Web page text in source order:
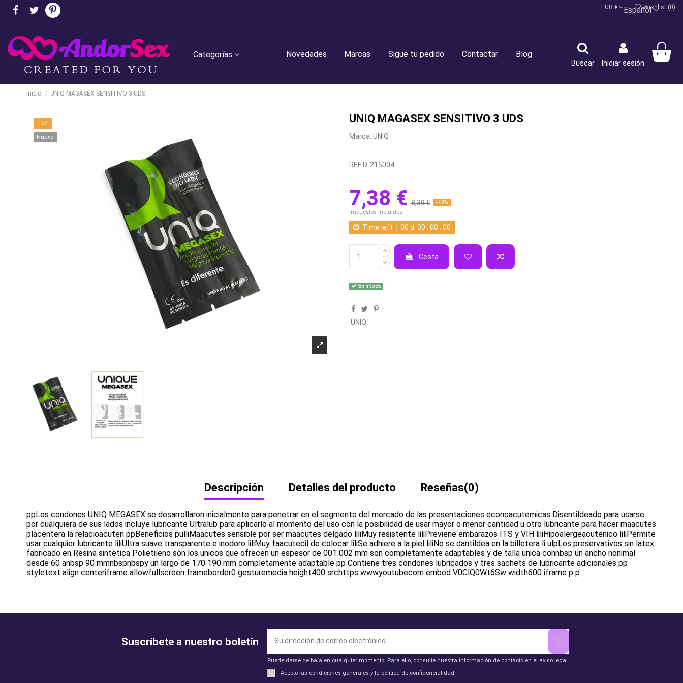
Español
EUR € Wishlist (0)
Categorías Novedades Marcas Sigue tu pedido Contactar Blog
Buscar Iniciar sesión
Inicio UNIQ MAGASEX SENSITIVO 3 UDS
-12%
Nuevo
UNIQ MAGASEX SENSITIVO 3 UDS
Marca: UNIQ
REF D-215004
7,38 € 8,39 €
-12%
Impuestos incluidos
Time left 00 d. 00 :00 :00
Cesta
En stock
UNIQ
Descripción Detalles del producto Reseñas(0)
ppLos condones UNIQ MEGASEX se desarrollaron inicialmente para penetrar en el segmento del mercado de las presentaciones econoacutemicas Disentildeado para usarse
por cualquiera de sus lados incluye lubricante Ultralub para aplicarlo al momento del uso con la posibilidad de usar mayor o menor cantidad u otro lubricante para hacer maacutes
placentera la relacioacuten ppBeneficios pulliMaacutes sensible por ser maacutes delgado liliMuy resistente liliPreviene embarazos ITS y VIH liliHipoalergeacutenico liliPermite
usar cualquier lubricante liliUltra suave transparente e inodoro liliMuy faacutecil de colocar liliSe adhiere a la piel liliNo se dantildea en la billetera li ulpLos preservativos sin latex
fabricado en Resina sintetica Polietileno son los unicos que ofrecen un espesor de 001 002 mm son completamente adaptables y de talla unica connbsp un ancho nonimal
desde 60 anbsp 90 mmnbspnbspy un largo de 170 190 mm completamente adaptable pp Contiene tres condones lubricados y tres sachets de lubricante adicionales pp
styletext align centeriframe allowfullscreen frameborder0 gesturemedia height400 srchttps wwwyoutubecom embed V0ClQ0Wt6Sw width600 iframe p p
Suscríbete a nuestro boletín
Puede darse de baja en cualquier momento. Para ello, consulte nuestra información de contacto en el aviso legal.
Acepto las condiciones generales y la política de confidencialidad